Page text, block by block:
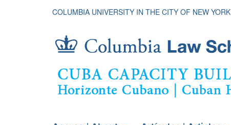
COLUMBIA UNIVERSITY IN THE CITY OF NEW YORK